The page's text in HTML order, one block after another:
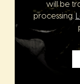
will be
processing.